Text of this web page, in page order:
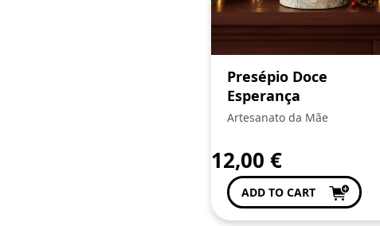
Presépio Doce
Esperança
Artesanato da Mãe
12,00€
ADD TO CART